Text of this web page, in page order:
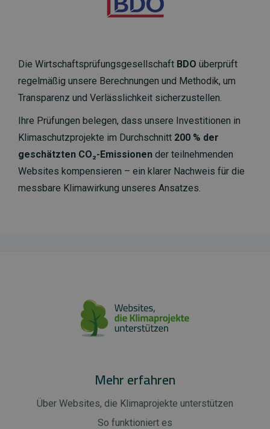
Die Wirtschaftsprüfungsgesellschaft BDO überprüft
regelmäßig unsere Berechnungen und Methodik, um
Transparenz und Verlässlichkeit sicherzustellen.
Ihre Prüfungen belegen, dass unsere Investitionen in
Klimaschutzprojekte im Durchschnitt 200 % der
geschätzten CO₂-Emissionen der teilnehmenden
Websites kompensieren – ein klarer Nachweis für die
messbare Klimawirkung unseres Ansatzes.
Mehr erfahren
Über Websites, die Klimaprojekte unterstützen
So funktioniert es